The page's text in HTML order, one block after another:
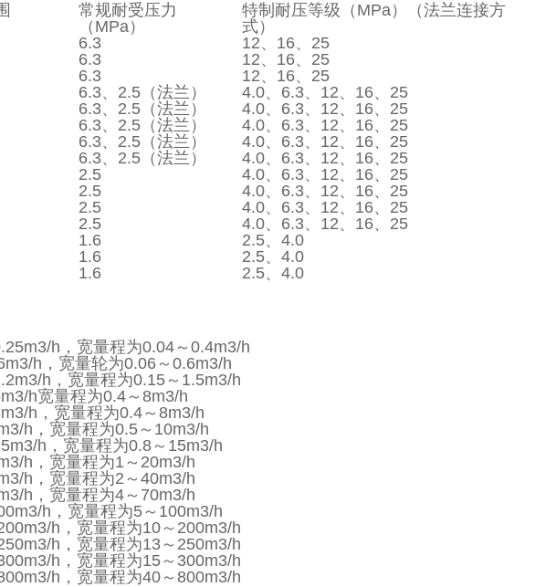
常规耐受压力
（MPa）
特制耐压等级（MPa）（法兰连接方
式）
6.3
12、16、25
6.3
12、16、25
6.3
12、16、25
6.3、2.5（法兰）
4.0、6.3、12、16、25
6.3、2.5（法兰）
4.0、6.3、12、16、25
6.3、2.5（法兰）
4.0、6.3、12、16、25
6.3、2.5（法兰）
4.0、6.3、12、16、25
6.3、2.5（法兰）
4.0、6.3、12、16、25
2.5
4.0、6.3、12、16、25
2.5
4.0、6.3、12、16、25
2.5
4.0、6.3、12、16、25
2.5
4.0、6.3、12、16、25
1.6
2.5、4.0
1.6
2.5、4.0
1.6
2.5、4.0
h，宽量程为0.04～0.4m3/h
h，宽量轮为0.06～0.6m3/h
h，宽量程为0.15～1.5m3/h
h宽量程为0.4～8m3/h
h，宽量程为0.4～8m3/h
h，宽量程为0.5～10m3/h
h，宽量程为0.8～15m3/h
h，宽量程为1～20m3/h
h，宽量程为2～40m3/h
h，宽量程为4～70m3/h
h，宽量程为5～100m3/h
h，宽量程为10～200m3/h
h，宽量程为13～250m3/h
h，宽量程为15～300m3/h
h，宽量程为40～800m3/h